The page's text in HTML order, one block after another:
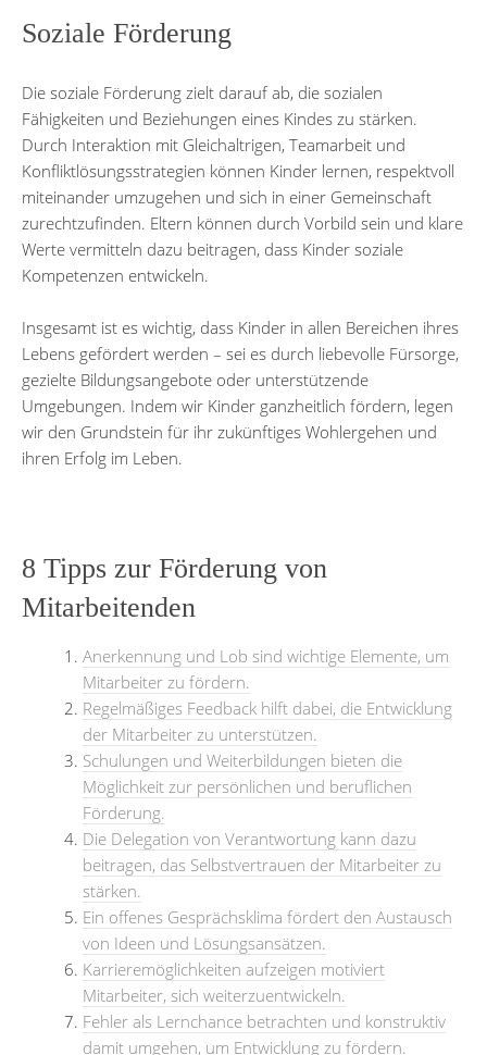
Soziale Förderung
Die soziale Förderung zielt darauf ab, die sozialen
Fähigkeiten und Beziehungen eines Kindes zu stärken.
Durch Interaktion mit Gleichaltrigen, Teamarbeit und
Konfliktlösungsstrategien können Kinder lernen, respektvoll
miteinander umzugehen und sich in einer Gemeinschaft
zurechtzufinden. Eltern können durch Vorbild sein und klare
Werte vermitteln dazu beitragen, dass Kinder soziale
Kompetenzen entwickeln.
Insgesamt ist es wichtig, dass Kinder in allen Bereichen ihres
Lebens gefördert werden – sei es durch liebevolle Fürsorge,
gezielte Bildungsangebote oder unterstützende
Umgebungen. Indem wir Kinder ganzheitlich fördern, legen
wir den Grundstein für ihr zukünftiges Wohlergehen und
ihren Erfolg im Leben.
8 Tipps zur Förderung von
Mitarbeitenden
Anerkennung und Lob sind wichtige Elemente, um
Mitarbeiter zu fördern.
Regelmäßiges Feedback hilft dabei, die Entwicklung
der Mitarbeiter zu unterstützen.
Schulungen und Weiterbildungen bieten die
Möglichkeit zur persönlichen und beruflichen
Förderung.
Die Delegation von Verantwortung kann dazu
beitragen, das Selbstvertrauen der Mitarbeiter zu
stärken.
Ein offenes Gesprächsklima fördert den Austausch
von Ideen und Lösungsansätzen.
Karrieremöglichkeiten aufzeigen motiviert
Mitarbeiter, sich weiterzuentwickeln.
Fehler als Lernchance betrachten und konstruktiv
damit umgehen, um Entwicklung zu fördern.